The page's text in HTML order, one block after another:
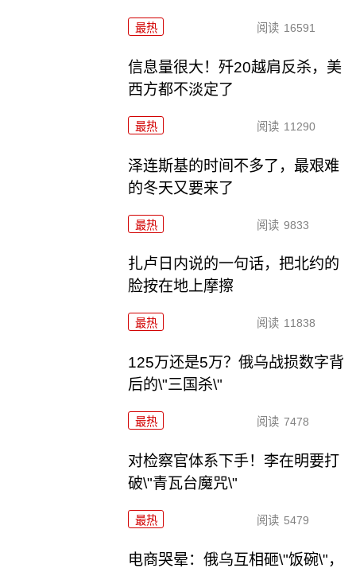
最热 阅读 16591
信息量很大！歼20越肩反杀，美
西方都不淡定了
最热 阅读 11290
泽连斯基的时间不多了，最艰难
的冬天又要来了
最热 阅读 9833
扎卢日内说的一句话，把北约的
脸按在地上摩擦
最热 阅读 11838
125万还是5万？俄乌战损数字背
后的\"三国杀\"
最热 阅读 7478
对检察官体系下手！李在明要打
破\"青瓦台魔咒\"
最热 阅读 5479
电商哭晕：俄乌互相砸\"饭碗\"，